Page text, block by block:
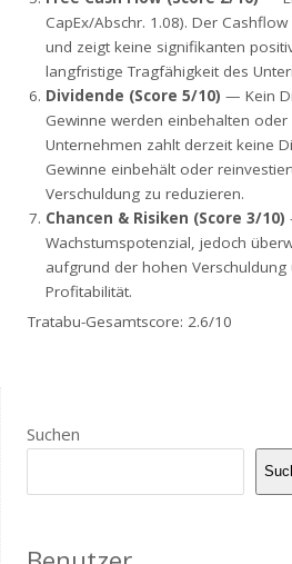
CapEx/Abschr. 1.08). Der
und zeigt keine signifikanten
langfristige Tragfähigkeit des
Dividende (Score 5/10) — Kein
Gewinne werden einbehalten oder
Unternehmen zahlt derzeit keine
Gewinne einbehält oder
Verschuldung zu reduzieren.
Chancen & Risiken (Score 3/10)
Wachstumspotenzial, jedoch
aufgrund der hohen Verschuldung
Profitabilität.
Tratabu-Gesamtscore: 2.6/10
Suchen